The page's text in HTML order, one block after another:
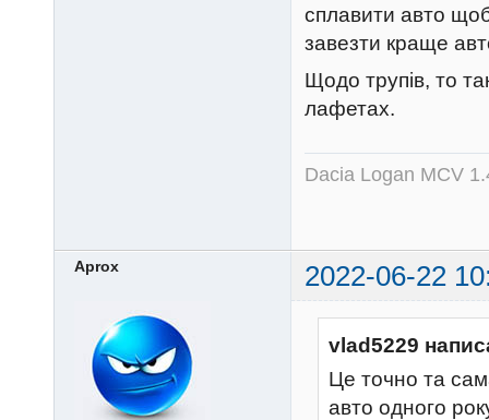
сплавити авто
завезти краще
Щодо трупів, то
лафетах.
Dacia Logan MCV
Aprox 2022-06-22
vlad5229
Це точно та
авто одного